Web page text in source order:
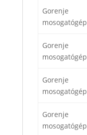
Gorenje
mosogatógép
Gorenje
mosogatógép
Gorenje
mosogatógép
Gorenje
mosogatógép